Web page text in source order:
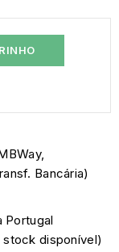
Bancária)
Portugal
disponível)